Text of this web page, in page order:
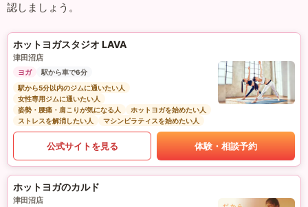
認しましょう。
ホットヨガスタジオ LAVA
津田沼店
ヨガ
駅から車で6分
駅から5分以内のジムに通いたい人
女性専用ジムに通いたい人
姿勢・腰痛・肩こりが気になる人
ホットヨガを始めたい人
ストレスを解消したい人
マシンピラティスを始めたい人
公式サイトを見る 体験・相談予約
ホットヨガのカルド
津田沼店